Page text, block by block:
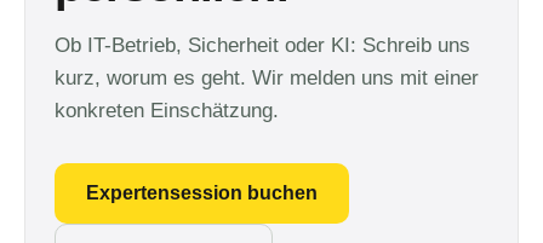
Ob IT-Betrieb, Sicherheit oder KI: Schreib uns
kurz, worum es geht. Wir melden uns mit einer
konkreten Einschätzung.
Expertensession buchen